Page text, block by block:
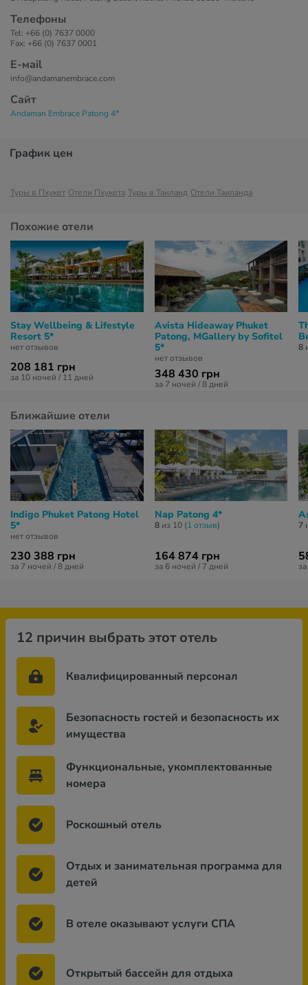
Телефоны
Tel: +66 (0) 7637 0000
Fax: +66 (0) 7637 0001
Е-маil
info@andamanembrace.com
Сайт
Andaman Embrace Patong 4*
График цен
Туры в Пхукет Отели Пхукета Туры в Таиланд Отели Таиланда
Похожие отели
Stay Wellbeing & Lifestyle
Resort 5*
нет отзывов
208 181 грн
за 10 ночей / 11 дней
Avista Hideaway Phuket
Patong, MGallery by Sofitel
5*
нет отзывов
348 430 грн
за 7 ночей / 8 дней
8
Ближайшие отели
Indigo Phuket Patong Hotel
5*
нет отзывов
230 388 грн
за 7 ночей / 8 дней
Nap Patong 4*
8из 10 (1 отзыв)
164 874 грн
за 6 ночей / 7 дней
7
12 причин выбрать этот отель
Квалифицированный персонал
Безопасность гостей и безопасность их
имущества
Функциональные, укомплектованные
номера
Роскошный отель
Отдых и занимательная программа для
детей
В отеле оказывают услуги СПА
Открытый бассейн для отдыха